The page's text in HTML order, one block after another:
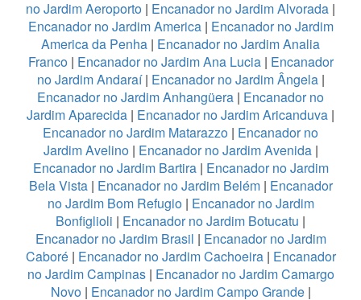
no Jardim Aeroporto | Encanador no Jardim Alvorada |
Encanador no Jardim America| Encanador no Jardim
America da Penha | Encanador no Jardim Analia
Franco| Encanador no Jardim Ana Lucia| Encanador
no Jardim Andaraí| Encanador no Jardim Ângela|
Encanador no Jardim Anhangüera | Encanador no
Jardim Aparecida | Encanador no Jardim Aricanduva |
Encanador no Jardim Matarazzo | Encanador no
Jardim Avelino| Encanador no Jardim Avenida|
Encanador no Jardim Bartira| Encanador no Jardim
Bela Vista| Encanador no Jardim Belém| Encanador
no Jardim Bom Refugio| Encanador no Jardim
Bonfiglioli | Encanador no Jardim Botucatu |
Encanador no Jardim Brasil | Encanador no Jardim
Caboré| Encanador no Jardim Cachoeira| Encanador
no Jardim Campinas| Encanador no Jardim Camargo
Novo| Encanador no Jardim Campo Grande|